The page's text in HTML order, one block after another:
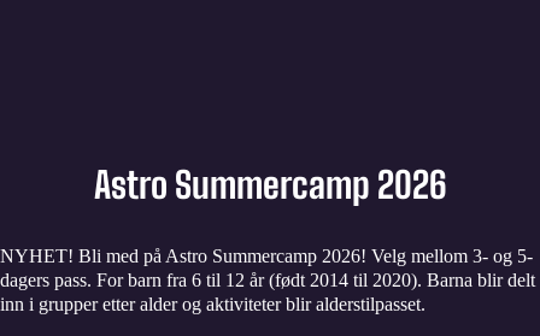
Astro Summercamp 2026
NYHET! Bli med på Astro Summercamp 2026! Velg mellom 3- og 5-
dagers pass. For barn fra 6 til 12 år (født 2014 til 2020). Barna blir delt
inn i grupper etter alder og aktiviteter blir alderstilpasset.